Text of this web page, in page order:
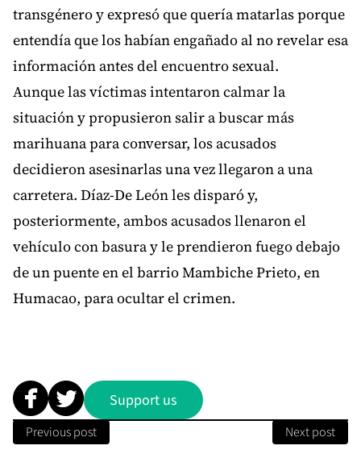
transgénero y expresó que quería matarlas porque
entendía que los habían engañado al no revelar esa
información antes del encuentro sexual.
Aunque las víctimas intentaron calmar la
situación y propusieron salir a buscar más
marihuana para conversar, los acusados
decidieron asesinarlas una vez llegaron a una
carretera. Díaz-De León les disparó y,
posteriormente, ambos acusados llenaron el
vehículo con basura y le prendieron fuego debajo
de un puente en el barrio Mambiche Prieto, en
Humacao, para ocultar el crimen.
Support us
Previous post Next post